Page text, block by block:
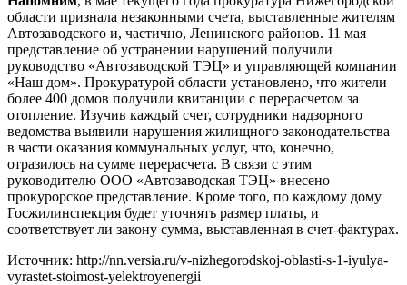
области признала незаконными счета, выставленные жителям
Автозаводского и, частично, Ленинского районов. 11 мая
представление об устранении нарушений получили
руководство «Автозаводской ТЭЦ» и управляющей компании
«Наш дом». Прокуратурой области установлено, что жители
более 400 домов получили квитанции с перерасчетом за
отопление. Изучив каждый счет, сотрудники надзорного
ведомства выявили нарушения жилищного законодательства
в части оказания коммунальных услуг, что, конечно,
отразилось на сумме перерасчета. В связи с этим
руководителю ООО «Автозаводская ТЭЦ» внесено
прокурорское представление. Кроме того, по каждому дому
Госжилинспекция будет уточнять размер платы, и
соответствует ли закону сумма, выставленная в счет-фактурах.
Источник: http://nn.versia.ru/v-nizhegorodskoj-oblasti-s-1-iyulya-
vyrastet-stoimost-yelektroyenergii